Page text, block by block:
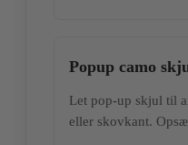
Popup camo
Let pop‑up skjul til
eller skovkant.